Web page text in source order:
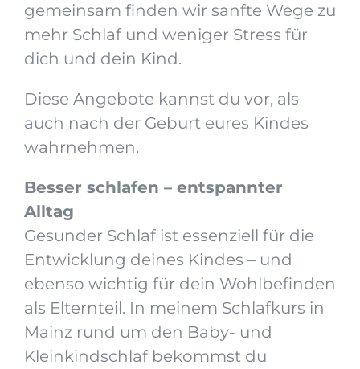
gemeinsam finden wir sanfte Wege zu
mehr Schlaf und weniger Stress für
dich und dein Kind.
Diese Angebote kannst du vor, als
auch nach der Geburt eures Kindes
wahrnehmen.
Besser schlafen – entspannter
Alltag
Gesunder Schlaf ist essenziell für die
Entwicklung deines Kindes – und
ebenso wichtig für dein Wohlbefinden
als Elternteil. In meinem Schlafkurs in
Mainz rund um den Baby- und
Kleinkindschlaf bekommst du